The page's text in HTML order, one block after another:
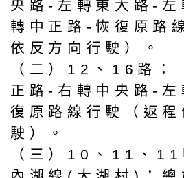
央路-左轉東大路-左
轉中正路-恢復原路
依反方向行駛）。
（二）12、16路：
正路-右轉中央路-左
復原路線行駛（返程
駛）。
（三）10、11、11